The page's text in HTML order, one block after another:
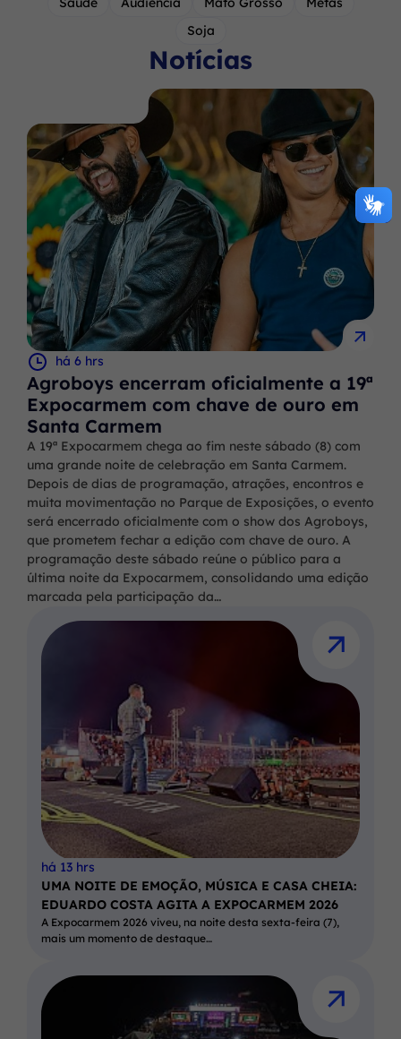
Soja
Notícias
há 6 hrs
Agroboys encerram oficialmente a 19ª
Expocarmem com chave de ouro em
Santa Carmem
A 19ª Expocarmem chega ao fim neste sábado (8) com
uma grande noite de celebração em Santa Carmem.
Depois de dias de programação, atrações, encontros e
muita movimentação no Parque de Exposições, o evento
será encerrado oficialmente com o show dos Agroboys,
que prometem fechar a edição com chave de ouro. A
programação deste sábado reúne o público para a
última noite da Expocarmem, consolidando uma edição
marcada pela participação da…
há 13 hrs
UMA NOITE DE EMOÇÃO, MÚSICA E CASA CHEIA:
EDUARDO COSTA AGITA A EXPOCARMEM 2026
A Expocarmem 2026 viveu, na noite desta sexta-feira (7),
mais um momento de destaque…